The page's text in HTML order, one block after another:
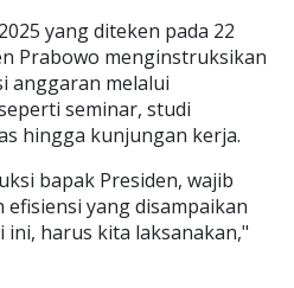
yang diteken pada 22
Prabowo menginstruksikan
anggaran melalui
seminar, studi
hingga kunjungan kerja.
bapak Presiden, wajib
yang disampaikan
harus kita laksanakan,"